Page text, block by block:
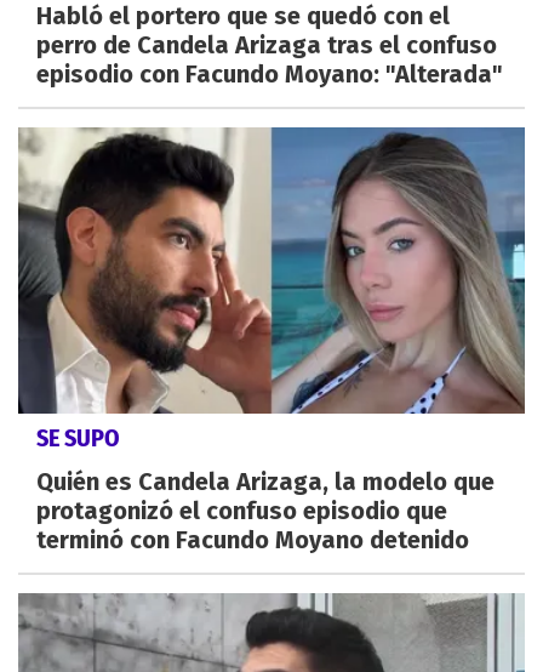
Habló el portero que se quedó con el
perro de Candela Arizaga tras el confuso
episodio con Facundo Moyano: "Alterada"
SE SUPO
Quién es Candela Arizaga, la modelo que
protagonizó el confuso episodio que
terminó con Facundo Moyano detenido